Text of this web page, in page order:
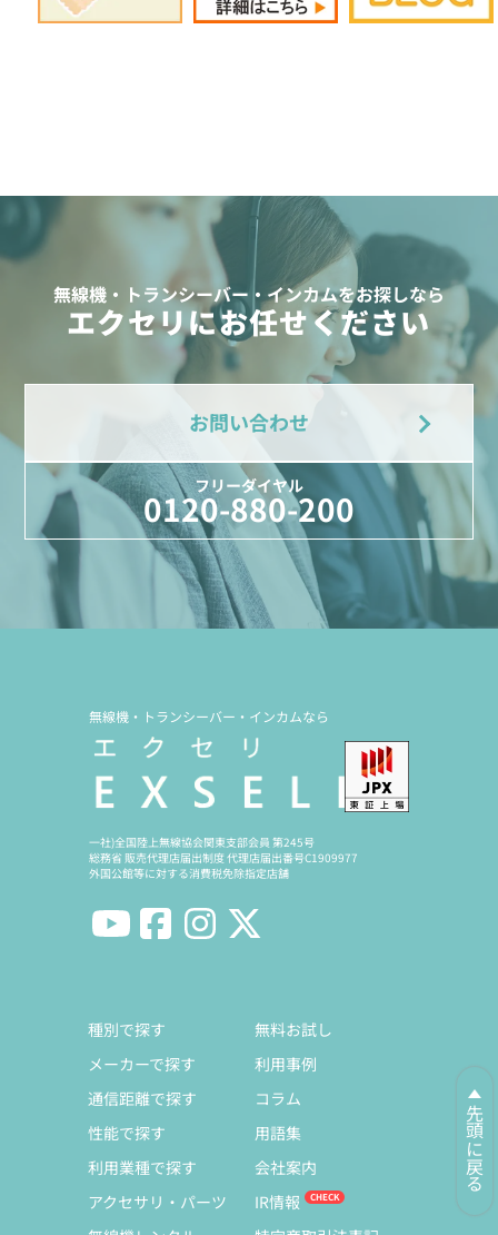
無線機・トランシーバー・インカムをお探しなら
エクセリにお任せください
お問い合わせ
フリーダイヤル
0120-880-200
先頭に戻る
無線機・トランシーバー・インカムなら
一社)全国陸上無線協会関東支部会員 第245号
総務省 販売代理店届出制度 代理店届出番号C1909977
外国公館等に対する消費税免除指定店舗
種別で探す
メーカーで探す
通信距離で探す
性能で探す
利用業種で探す
アクセサリ・パーツ
無料お試し
利用事例
コラム
用語集
会社案内
IR情報